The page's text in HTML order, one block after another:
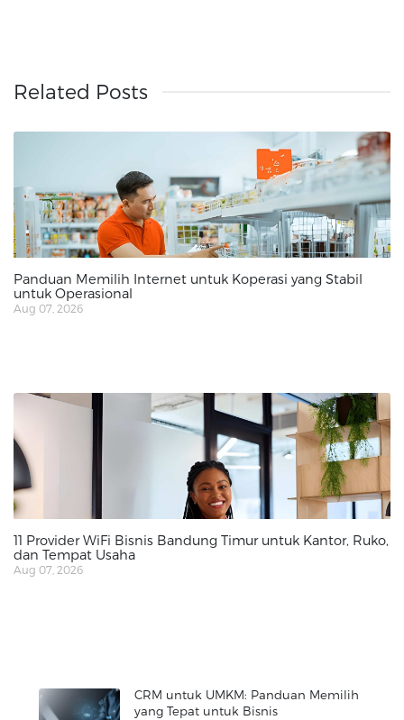
Related Posts
Panduan Memilih Internet untuk Koperasi yang Stabil
untuk Operasional
Aug 07, 2026
11 Provider WiFi Bisnis Bandung Timur untuk Kantor, Ruko,
dan Tempat Usaha
Aug 07, 2026
CRM untuk UMKM: Panduan Memilih
yang Tepat untuk Bisnis